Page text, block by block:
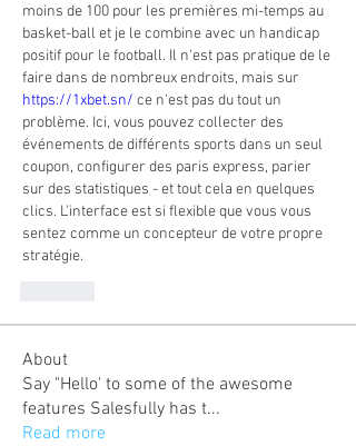
moins de 100 pour les premières mi-temps au
basket-ball et je le combine avec un handicap
positif pour le football. Il n'est pas pratique de le
https://1xbet.sn/ ce n'est pas du tout un
problème. Ici, vous pouvez collecter des
événements de différents sports dans un seul
coupon, configurer des paris express, parier
sur des statistiques - et tout cela en quelques
clics. L'interface est si flexible que vous vous
sentez comme un concepteur de votre propre
stratégie.
About
Say "Hello' to some of the awesome
features Salesfully has t...
Read more